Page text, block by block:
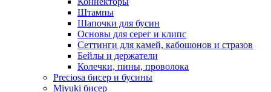
Штампы
Шапочки для бусин
Основы для серег и клипс
Сеттинги для камей, кабошонов и стразов
Бейлы и держатели
Колечки, пины, проволока
Preciosa бисер и бусины
Miyuki бисер